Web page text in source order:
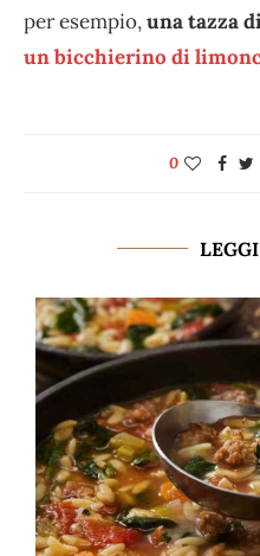
per esempio,una tazza
un bicchierino di
0